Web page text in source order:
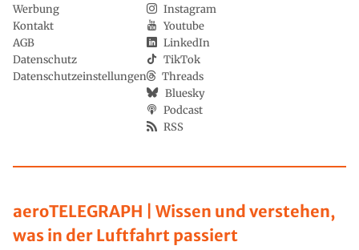
aeroTELEGRAPH | Wissen und verstehen,
was in der Luftfahrt passiert
Werbung
Kontakt
AGB
Datenschutz
Datenschutzeinstellungen
Instagram
Youtube
LinkedIn
TikTok
Threads
Bluesky
Podcast
RSS